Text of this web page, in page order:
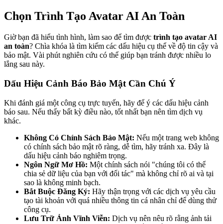
Chọn Trình Tạo Avatar AI An Toàn
Giờ bạn đã hiểu tình hình, làm sao để tìm được trình tạo avatar AI
an toàn? Chìa khóa là tìm kiếm các dấu hiệu cụ thể về độ tin cậy và
bảo mật. Vài phút nghiên cứu có thể giúp bạn tránh được nhiều lo
lắng sau này.
Dấu Hiệu Cảnh Báo Bảo Mật Cần Chú Ý
Khi đánh giá một công cụ trực tuyến, hãy để ý các dấu hiệu cảnh
báo sau. Nếu thấy bất kỳ điều nào, tốt nhất bạn nên tìm dịch vụ
khác.
Không Có Chính Sách Bảo Mật: Nếu một trang web không
có chính sách bảo mật rõ ràng, dễ tìm, hãy tránh xa. Đây là
dấu hiệu cảnh báo nghiêm trọng.
Ngôn Ngữ Mơ Hồ: Một chính sách nói "chúng tôi có thể
chia sẻ dữ liệu của bạn với đối tác" mà không chỉ rõ ai và tại
sao là không minh bạch.
Bắt Buộc Đăng Ký: Hãy thận trọng với các dịch vụ yêu cầu
tạo tài khoản với quá nhiều thông tin cá nhân chỉ để dùng thử
công cụ.
Lưu Trữ Ảnh Vĩnh Viễn: Dịch vụ nên nêu rõ rằng ảnh tải